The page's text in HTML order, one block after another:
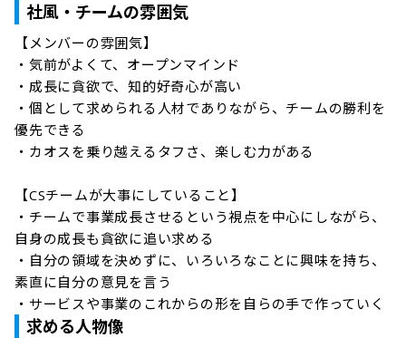
社風・チームの雰囲気
【メンバーの雰囲気】
・気前がよくて、オープンマインド
・成長に貪欲で、知的好奇心が高い
・個として求められる人材でありながら、チームの勝利を
優先できる
・カオスを乗り越えるタフさ、楽しむ力がある
【CSチームが大事にしていること】
・チームで事業成長させるという視点を中心にしながら、
自身の成長も貪欲に追い求める
・自分の領域を決めずに、いろいろなことに興味を持ち、
素直に自分の意見を言う
・サービスや事業のこれからの形を自らの手で作っていく
求める人物像